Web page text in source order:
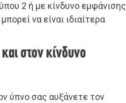
2 ή με κίνδυνο εμφάνισης
να είναι ιδιαίτερα
στον κίνδυνο
ύπνο σας αυξάνετε τον